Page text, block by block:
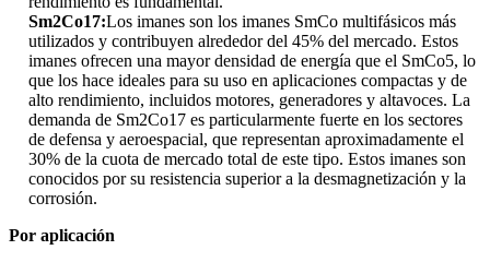
Sm2Co17:Los imanes son los imanes SmCo multifásicos más
utilizados y contribuyen alrededor del 45% del mercado. Estos
imanes ofrecen una mayor densidad de energía que el SmCo5, lo
que los hace ideales para su uso en aplicaciones compactas y de
alto rendimiento, incluidos motores, generadores y altavoces. La
demanda de Sm2Co17 es particularmente fuerte en los sectores
de defensa y aeroespacial, que representan aproximadamente el
30% de la cuota de mercado total de este tipo. Estos imanes son
conocidos por su resistencia superior a la desmagnetización y la
corrosión.
Por aplicación